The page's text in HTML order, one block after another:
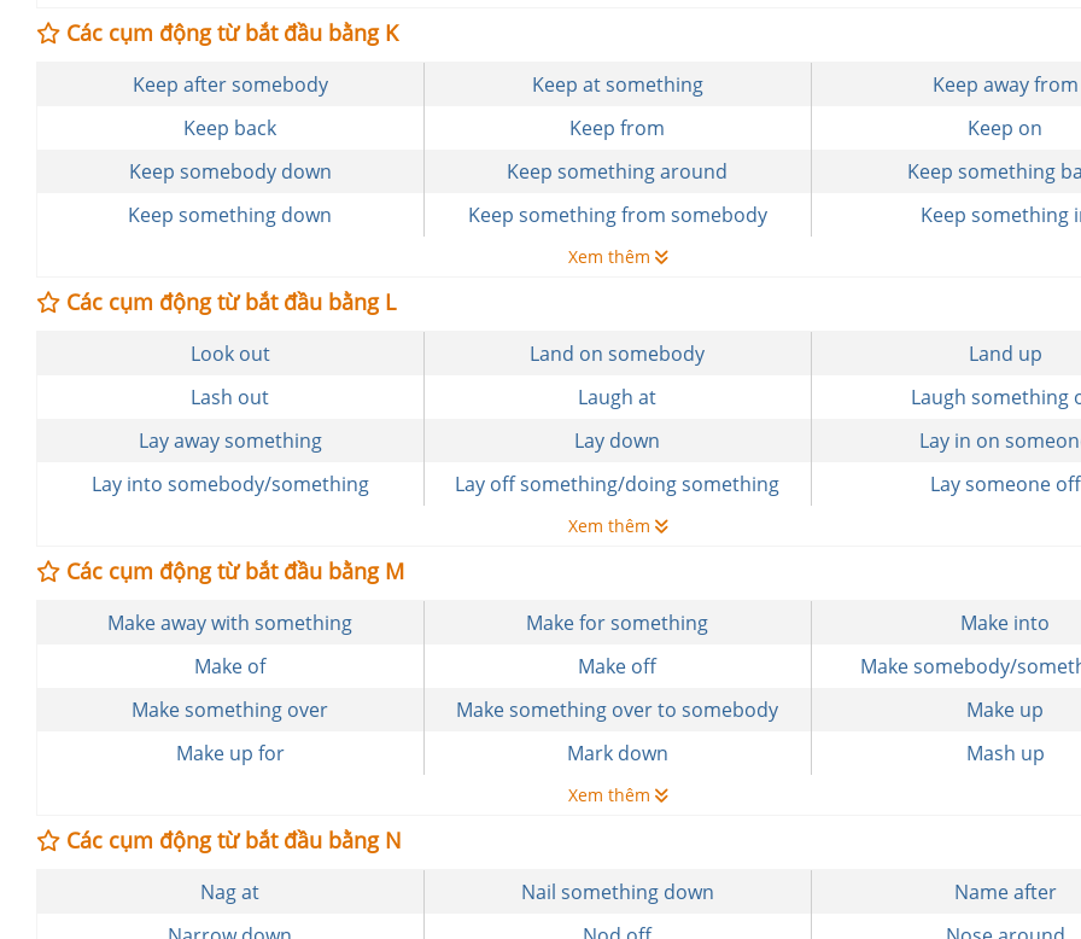
Các cụm động từ bắt đầu bằng K
Keep after somebody Keep at something
Keep away from
Keep back
Keep from
Keep on
Keep somebody down
Keep something around
Keep something
Keep something down
Keep something from somebody Keep something
Xem thêm
Các cụm động từ bắt đầu bằng L
Look out Land on somebody
Land up
Lash out
Laugh at
Laugh something
Lay away something
Lay down
Lay in on
Lay into somebody/something
Lay off something/doing something Lay someone off
Xem thêm
Các cụm động từ bắt đầu bằng M
Make away with something Make for something
Make into
Make of
Make off
Make somebody/
Make something over
Make something over to somebody
Make up
Make up for
Mark down Mash up
Xem thêm
Các cụm động từ bắt đầu bằng N
Nag at Nail something down
Name after